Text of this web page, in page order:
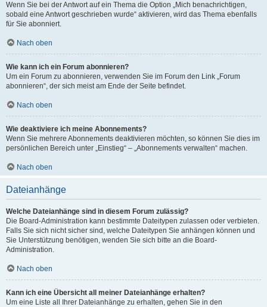
Wenn Sie bei der Antwort auf ein Thema die Option „Mich benachrichtigen,
sobald eine Antwort geschrieben wurde“ aktivieren, wird das Thema ebenfalls
für Sie abonniert.
Nach oben
Wie kann ich ein Forum abonnieren?
Um ein Forum zu abonnieren, verwenden Sie im Forum den Link „Forum
abonnieren“, der sich meist am Ende der Seite befindet.
Nach oben
Wie deaktiviere ich meine Abonnements?
Wenn Sie mehrere Abonnements deaktivieren möchten, so können Sie dies im
persönlichen Bereich unter „Einstieg“ – „Abonnements verwalten“ machen.
Nach oben
Dateianhänge
Welche Dateianhänge sind in diesem Forum zulässig?
Die Board-Administration kann bestimmte Dateitypen zulassen oder verbieten.
Falls Sie sich nicht sicher sind, welche Dateitypen Sie anhängen können und
Sie Unterstützung benötigen, wenden Sie sich bitte an die Board-
Administration.
Nach oben
Kann ich eine Übersicht all meiner Dateianhänge erhalten?
Um eine Liste all Ihrer Dateianhänge zu erhalten, gehen Sie in den